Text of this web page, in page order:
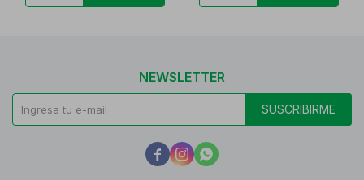
NEWSLETTER
SUSCRIBIRME
  